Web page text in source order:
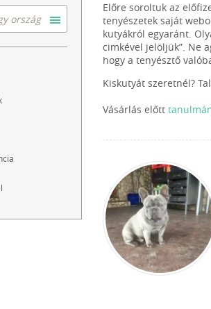
Előre soroltuk az
tenyészetek saját
kutyákról egyaránt.
cimkével jelöljük”. Ne
hogy a tenyésztő
Kiskutyát szeretnél?
Vásárlás előtt